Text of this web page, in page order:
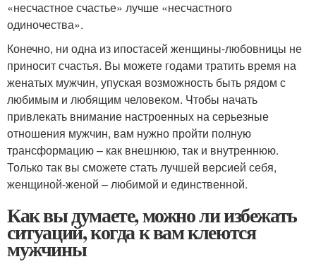
«несчастное счастье‎» лучше «‎несчастного
одиночества‎».
Конечно, ни одна из ипостасей женщины-любовницы не
приносит счастья. Вы можете годами тратить время на
женатых мужчин, упуская возможность быть рядом с
любимым и любящим человеком. Чтобы начать
привлекать внимание настроенных на серьезные
отношения мужчин, вам нужно пройти полную
трансформацию – как внешнюю, так и внутреннюю.
Только так вы сможете стать лучшей версией себя,
женщиной-женой – любимой и единственной.
Как вы думаете, можно ли избежать
ситуаций, когда к вам клеются
мужчины